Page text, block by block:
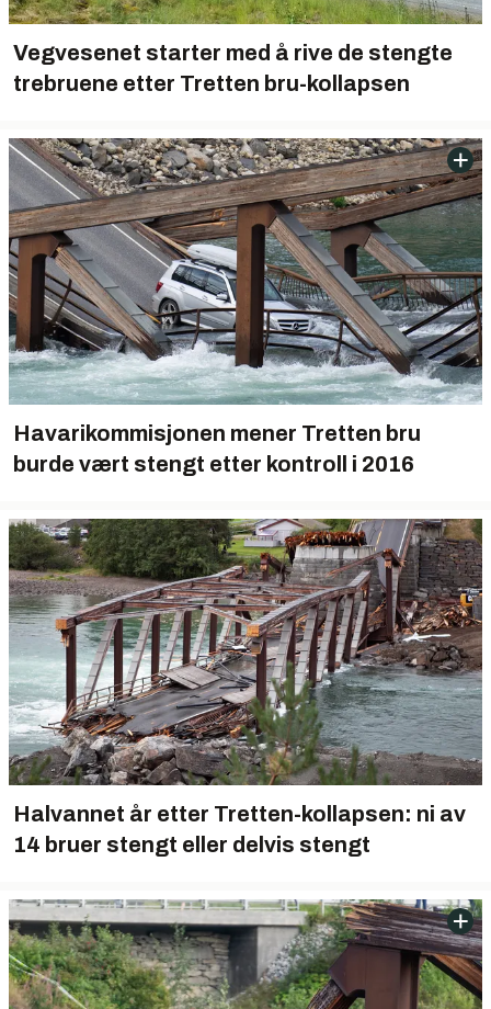
Vegvesenet starter med å rive de stengte
trebruene etter Tretten bru-kollapsen
Havarikommisjonen mener Tretten bru
burde vært stengt etter kontroll i 2016
Halvannet år etter Tretten-kollapsen: ni av
14 bruer stengt eller delvis stengt